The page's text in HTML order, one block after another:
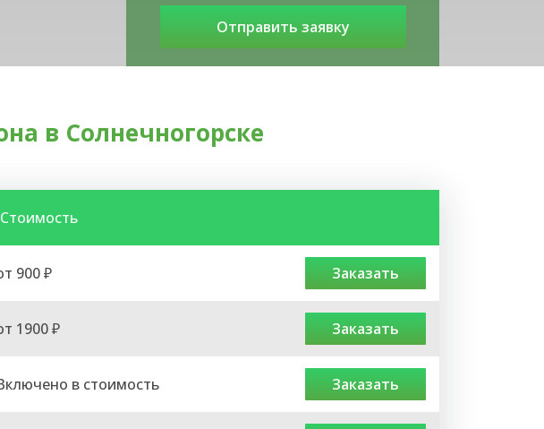
в Солнечногорске
Стоимость
900 ₽ заказать
1900 ₽ заказать
в стоимость заказать